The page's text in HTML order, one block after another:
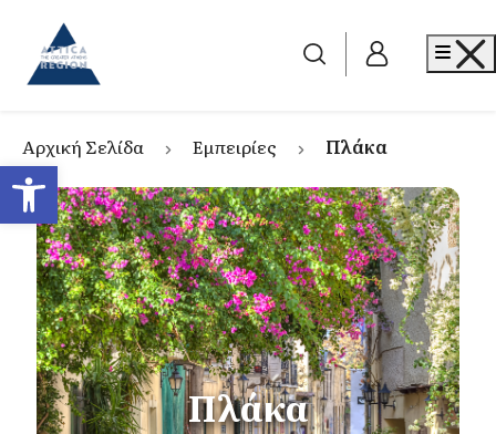
Ανοίξτε τη γραμμή εργαλείων
Go to home
Αρχική Σελίδα Εμπειρίες Πλάκα
Πλάκα